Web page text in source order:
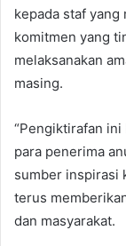
kepada staf
komitmen yang
melaksanakan
masing.
“Pengiktirafan
para penerima
sumber inspirasi
terus
dan masyarakat.